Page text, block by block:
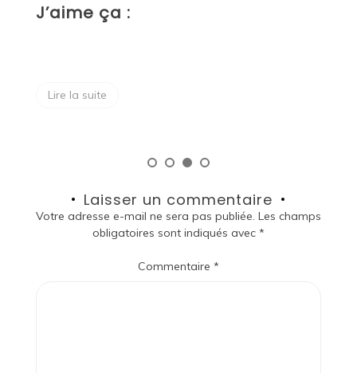
J’aime ça :
Lire la suite
Laisser un commentaire
Votre adresse e-mail ne sera pas publiée. Les champs
obligatoires sont indiqués avec *
Commentaire *